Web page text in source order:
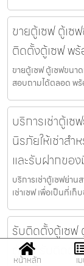
ขายตู้เซฟ ตู้เซ
ติดตั้งตู้เซฟ พ
ขายตู้เซฟ ตู้เซฟขนา
สอบถามได้ตลอด พร้
บริการเช่าตู้เ
นิรภัยให้เช่าสำ
และรับฝากขอ
บริการเช่าตู้เซฟย่า
เช่าเซฟ เพื่อเป็นที่เ
รับติดตั้งตู้เซฟ
ตู้เซฟ รับติดตั้
หน้าหลัก เ